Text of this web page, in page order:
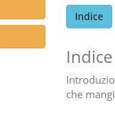
Indice
Indice
che